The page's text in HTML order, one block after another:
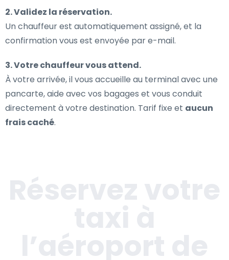
2. Validez la réservation.
Un chauffeur est automatiquement assigné, et la
confirmation vous est envoyée par e-mail.
3. Votre chauffeur vous attend.
À votre arrivée, il vous accueille au terminal avec une
pancarte, aide avec vos bagages et vous conduit
directement à votre destination. Tarif fixe et aucun
frais caché.